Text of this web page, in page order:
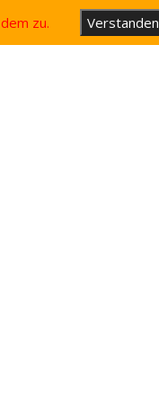
zu. Verstanden